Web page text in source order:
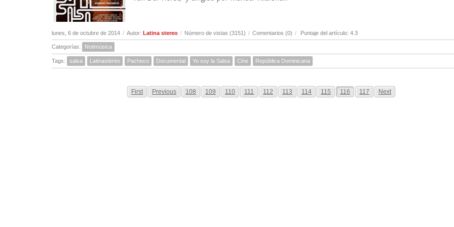
lunes, 6 de octubre de 2014 / Autor: Latina stereo / Número de vistas (3151) / Comentarios (0) / Puntaje del artículo: 4.3
Categorías: Notimúsica
Tags: salsa Latinastereo Pacheco Documental Yo soy la Salsa Cine República Dominicana
First Previous 108 109 110 111 112 113 114 115 116 117 Next